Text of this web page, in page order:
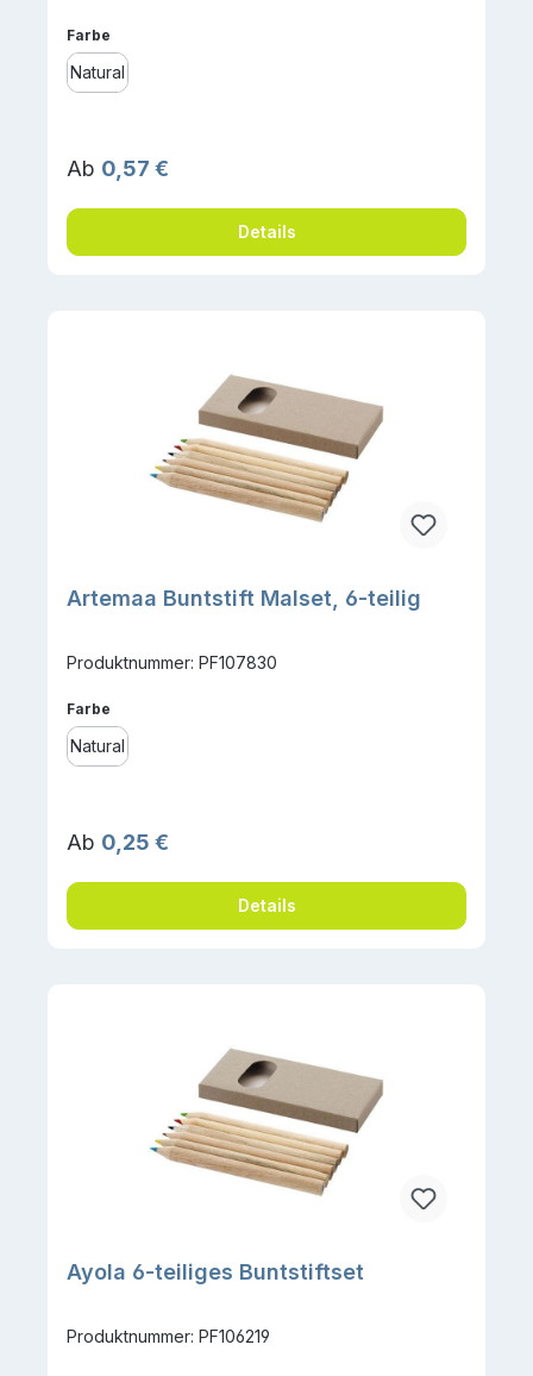
Farbe
Natural
Regulärer Preis:
Ab 0,57 €
Details
Artemaa Buntstift Malset, 6-teilig
Produktnummer: PF107830
Farbe
Natural
Regulärer Preis:
Ab 0,25 €
Details
Ayola 6-teiliges Buntstiftset
Produktnummer: PF106219